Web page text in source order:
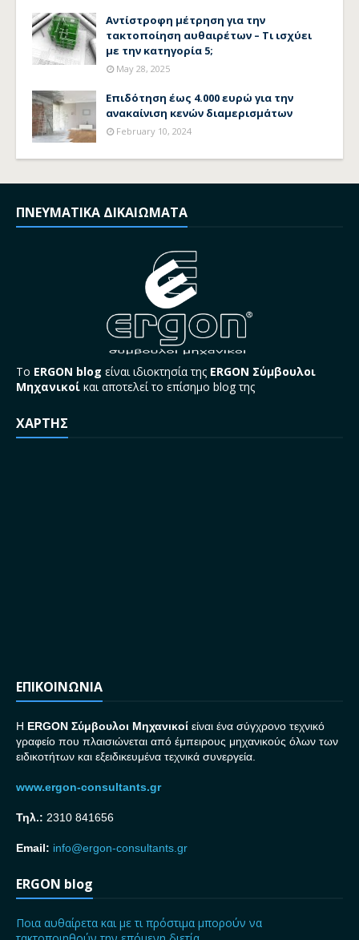
Αντίστροφη μέτρηση για την
τακτοποίηση αυθαιρέτων – Τι ισχύει
με την κατηγορία 5;
May 28, 2025
Επιδότηση έως 4.000 ευρώ για την
ανακαίνιση κενών διαμερισμάτων
February 10, 2024
ΠΝΕΥΜΑΤΙΚΑ ΔΙΚΑΙΩΜΑΤΑ
Το ERGON blog είναι ιδιοκτησία της ERGON Σύμβουλοι
Μηχανικοί και αποτελεί το επίσημο blog της
ΧΑΡΤΗΣ
ΕΠΙΚΟΙΝΩΝΙΑ
H ERGON Σύμβουλοι Μηχανικοί είναι ένα σύγχρονο τεχνικό
γραφείο που πλαισιώνεται από έμπειρους μηχανικούς όλων των
ειδικοτήτων και εξειδικευμένα τεχνικά συνεργεία.
www.ergon-consultants.gr
Τηλ.: 2310 841656
Email: info@ergon-consultants.gr
ERGON blog
Ποια αυθαίρετα και με τι πρόστιμα μπορούν να